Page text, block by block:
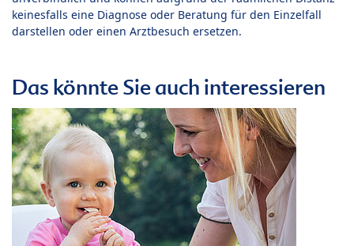
keinesfalls eine Diagnose oder Beratung für den Einzelfall
darstellen oder einen Arztbesuch ersetzen.
Das könnte Sie auch interessieren